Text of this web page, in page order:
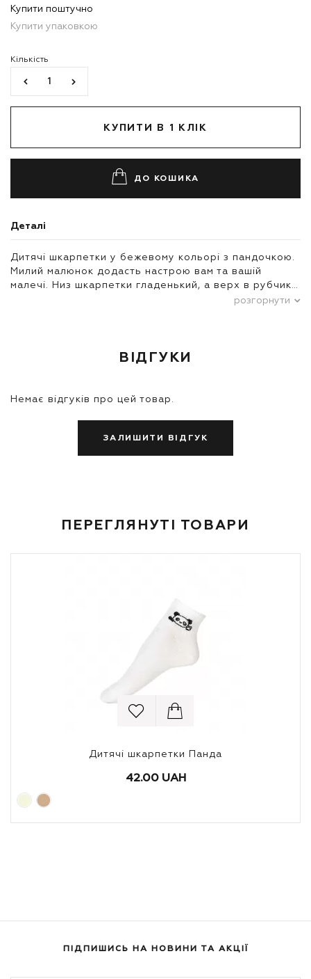
Купити поштучно
Купити упаковкою
Кількість
КУПИТИ В 1 КЛІК
ДО КОШИКА
Деталі
Дитячі шкарпетки у бежевому кольорі з пандочкою.
Милий малюнок додасть настрою вам та вашій
малечі. Низ шкарпетки гладенький, а верх в рубчик…
розгорнути
ВІДГУКИ
Немає відгуків про цей товар.
ЗАЛИШИТИ ВІДГУК
ПЕРЕГЛЯНУТІ ТОВАРИ
Дитячі шкарпетки Панда
42.00 UAH
ПІДПИШИСЬ НА НОВИНИ ТА АКЦІЇ